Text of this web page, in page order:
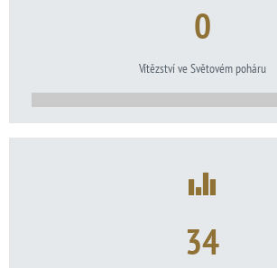
0
Vítězství ve Světovém poháru
34